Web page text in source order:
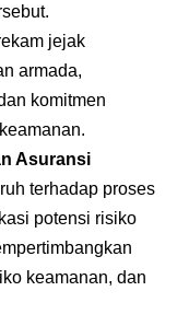
jejak
armada,
komitmen
Asuransi
terhadap proses
potensi risiko
keamanan, dan